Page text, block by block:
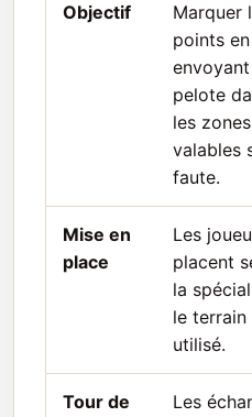
Objectif
Marquer
points en
pelote
les zones
valables
faute.
Mise en
place
Les
placent
la
le terrain
utilisé.
Tour de
Les